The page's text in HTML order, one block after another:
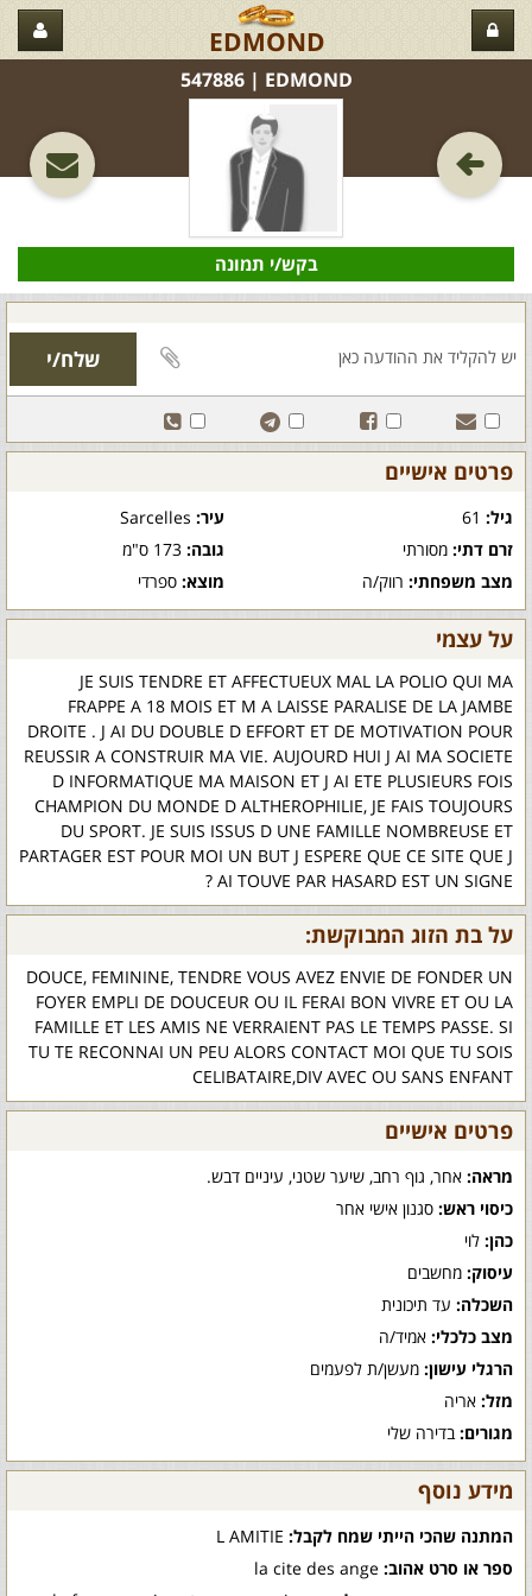
EDMOND
EDMOND‏ | 547886
בקש/י תמונה
פרטים אישיים
גיל: עיר:Sarcelles
זרם דתי: מסורתי גובה:173 ס"מ
מצב משפחתי: רווק/ה מוצא:ספרדי
על עצמי
JE SUIS TENDRE ET AFFECTUEUX MAL LA POLIO QUI MA
FRAPPE A 18 MOIS ET M A LAISSE PARALISE DE LA JAMBE
DROITE . J AI DU DOUBLE D EFFORT ET DE MOTIVATION POUR
REUSSIR A CONSTRUIR MA VIE. AUJOURD HUI J AI MA SOCIETE
D INFORMATIQUE MA MAISON ET J AI ETE PLUSIEURS FOIS
CHAMPION DU MONDE D ALTHEROPHILIE, JE FAIS TOUJOURS
DU SPORT. JE SUIS ISSUS D UNE FAMILLE NOMBREUSE ET
PARTAGER EST POUR MOI UN BUT J ESPERE QUE CE SITE QUE J
AI TOUVE PAR HASARD EST UN SIGNE ?
על בת הזוג המבוקשת:
DOUCE, FEMININE, TENDRE VOUS AVEZ ENVIE DE FONDER UN
FOYER EMPLI DE DOUCEUR OU IL FERAI BON VIVRE ET OU LA
FAMILLE ET LES AMIS NE VERRAIENT PAS LE TEMPS PASSE. SI
TU TE RECONNAI UN PEU ALORS CONTACT MOI QUE TU SOIS
CELIBATAIRE,DIV AVEC OU SANS ENFANT
פרטים אישיים
מראה: אחר, גוף רחב, שיער שטני, עיניים דבש.
כיסוי ראש: סגנון אישי אחר
כהן: לוי
עיסוק: מחשבים
השכלה: עד תיכונית
מצב כלכלי: אמיד/ה
הרגלי עישון: מעשן/ת לפעמים
מזל: אריה
מגורים: בדירה שלי
מידע נוסף
המתנה שהכי הייתי שמח לקבל: L AMITIE
ספר או סרט אהוב: la cite des ange